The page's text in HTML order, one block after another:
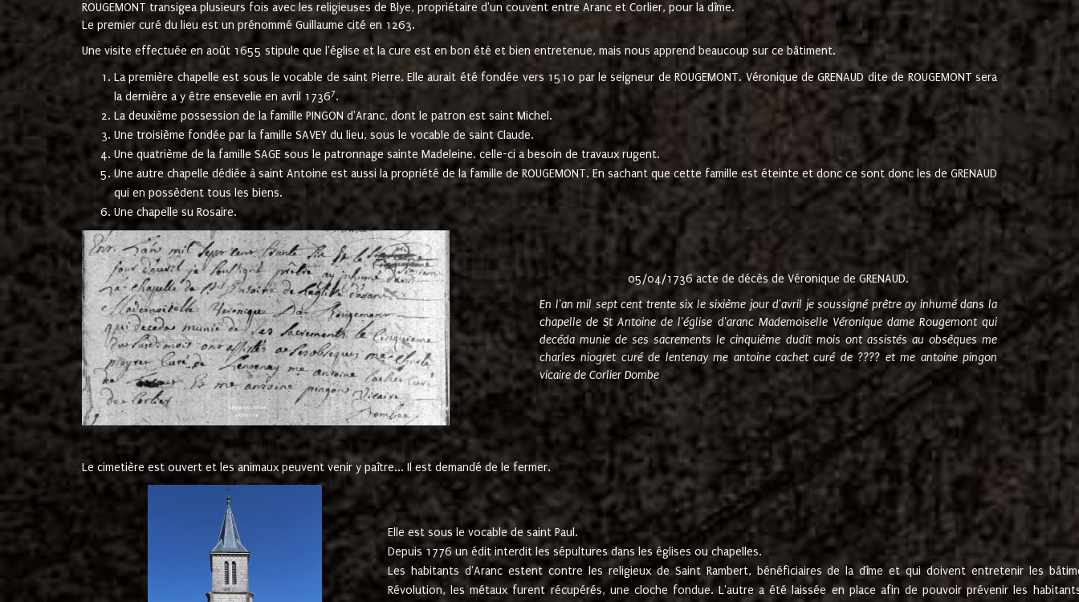
ROUGEMONT transigea plusieurs fois avec les religieuses de Blye, propriétaire d'un couvent entre Aranc et Corlier, pour la dîme.
Le premier curé du lieu est un prénommé Guillaume cité en 1263.
Une visite effectuée en août 1655 stipule que l'église et la cure est en bon été et bien entretenue, mais nous apprend beaucoup sur ce bâtiment.
La première chapelle est sous le vocable de saint Pierre. Elle aurait été fondée vers 1510 par le seigneur de ROUGEMONT. Véronique de GRENAUD dite de ROUGEMONT sera
la dernière a y être ensevelie en avril 17367.
La deuxième possession de la famille PINGON d'Aranc, dont le patron est saint Michel.
Une troisième fondée par la famille SAVEY du lieu, sous le vocable de saint Claude.
Une quatrième de la famille SAGE sous le patronnage sainte Madeleine. celle-ci a besoin de travaux rugent.
Une autre chapelle dédiée à saint Antoine est aussi la propriété de la famille de ROUGEMONT. En sachant que cette famille est éteinte et donc ce sont donc les de GRENAUD
qui en possèdent tous les biens.
Une chapelle su Rosaire.
05/04/1736 acte de décès de Véronique de GRENAUD.
En l'an mil sept cent trente six le sixième jour d'avril je soussigné prêtre ay inhumé dans la
chapelle de St Antoine de l'église d'aranc Mademoiselle Véronique dame Rougemont qui
decéda munie de ses sacrements le cinquième dudit mois ont assistés au obsèques me
charles niogret curé de lentenay me antoine cachet curé de ???? et me antoine pingon
vicaire de Corlier Dombe
Le cimetière est ouvert et les animaux peuvent venir y paître... Il est demandé de le fermer.
Elle est sous le vocable de saint Paul.
Depuis 1776 un édit interdit les sépultures dans les églises ou chapelles.
Les habitants d'Aranc estent contre les religieux de Saint Rambert, bénéficiaires de la dîme et qui doivent entretenir les
Révolution, les métaux furent récupérés, une cloche fondue. L'autre a été laissée en place afin de pouvoir prévenir les